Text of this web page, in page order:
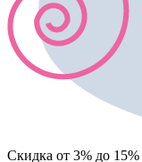
Скидка от 3% до 15%